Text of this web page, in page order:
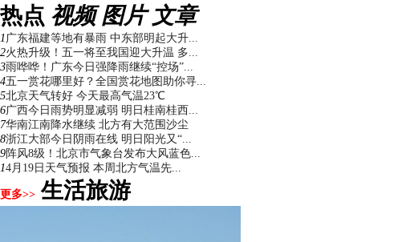
热点 视频 图片 文章
1广东福建等地有暴雨 中东部明起大升...
2火热升级！五一将至我国迎大升温 多...
3雨哗哗！广东今日强降雨继续“控场”...
4五一赏花哪里好？全国赏花地图助你寻...
5北京天气转好 今天最高气温23℃
6广西今日雨势明显减弱 明日桂南桂西...
7华南江南降水继续 北方有大范围沙尘
8浙江大部今日阴雨在线 明日阳光又“...
9阵风8级！北京市气象台发布大风蓝色...
14月19日天气预报 本周北方气温先...
更多>> 生活旅游